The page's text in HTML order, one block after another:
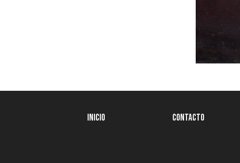
Inicio Contacto